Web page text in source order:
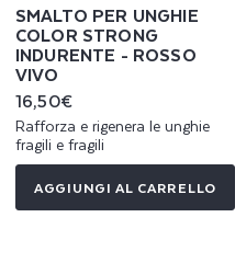
SMALTO PER UNGHIE
COLOR STRONG
INDURENTE - ROSSO
VIVO
Prezzo
di
listino
16,50€
Rafforza e rigenera le unghie
fragili e fragili
AGGIUNGI AL CARRELLO